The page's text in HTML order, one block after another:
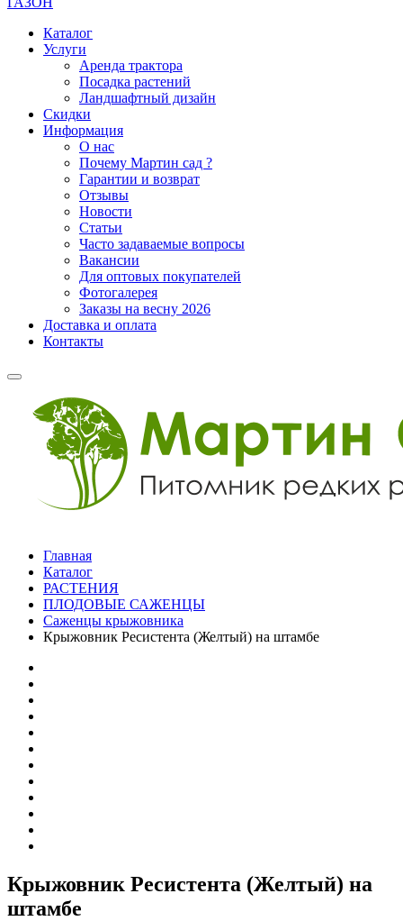
Каталог
Услуги
Аренда трактора
Посадка растений
Ландшафтный дизайн
Скидки
Информация
О нас
Почему Мартин сад ?
Гарантии и возврат
Отзывы
Новости
Статьи
Часто задаваемые вопросы
Вакансии
Для оптовых покупателей
Фотогалерея
Заказы на весну 2026
Доставка и оплата
Контакты
Главная
Каталог
РАСТЕНИЯ
ПЛОДОВЫЕ САЖЕНЦЫ
Саженцы крыжовника
Крыжовник Ресистента (Желтый) на штамбе
Крыжовник Ресистента (Желтый) на
штамбе